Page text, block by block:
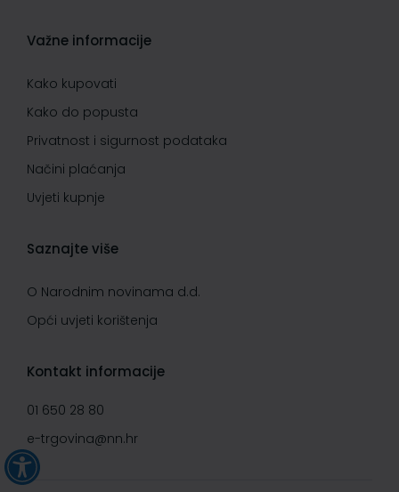
Važne informacije
Kako kupovati
Kako do popusta
Privatnost i sigurnost podataka
Načini plaćanja
Uvjeti kupnje
Saznajte više
O Narodnim novinama d.d.
Opći uvjeti korištenja
Kontakt informacije
01 650 28 80
e-trgovina@nn.hr